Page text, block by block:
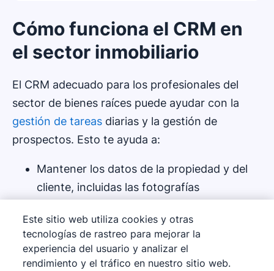
Cómo funciona el CRM en
el sector inmobiliario
El CRM adecuado para los profesionales del
sector de bienes raíces puede ayudar con la
gestión de tareas diarias y la gestión de
prospectos. Esto te ayuda a:
Mantener los datos de la propiedad y del
cliente, incluidas las fotografías
Actualizar automáticamente la información
de contacto con los detalles más recientes
Este sitio web utiliza cookies y otras
tecnologías de rastreo para mejorar la
experiencia del usuario y analizar el
rendimiento y el tráfico en nuestro sitio web.